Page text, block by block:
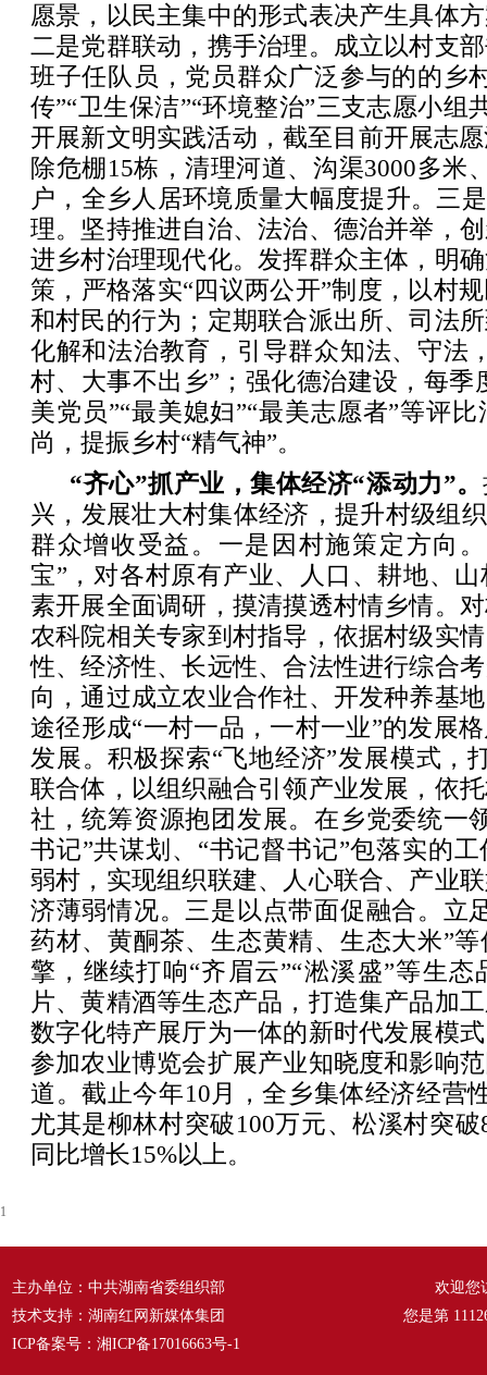
愿景，以民主集中的形式表决产生具体
二是党群联动，携手治理。成立以村支
班子任队员，党员群众广泛参与的的乡
传”“卫生保洁”“环境整治”三支志愿小组
开展新文明实践活动，截至目前开展志
除危棚15栋，清理河道、沟渠3000多米
户，全乡人居环境质量大幅度提升。三
理。坚持推进自治、法治、德治并举，
进乡村治理现代化。发挥群众主体，明
策，严格落实“四议两公开”制度，以村
和村民的行为；定期联合派出所、司法
化解和法治教育，引导群众知法、守法
村、大事不出乡”；强化德治建设，每季
美党员”“最美媳妇”“最美志愿者”等评
尚，提振乡村“精气神”。
“齐心”抓产业，集体经济“添动力”。
兴，发展壮大村集体经济，提升村级组
群众增收受益。一是因村施策定方向
宝”，对各村原有产业、人口、耕地、
素开展全面调研，摸清摸透村情乡情。
农科院相关专家到村指导，依据村级实
性、经济性、长远性、合法性进行综合
向，通过成立农业合作社、开发种养基
途径形成“一村一品，一村一业”的发展
发展。积极探索“飞地经济”发展模式，
联合体，以组织融合引领产业发展，依
社，统筹资源抱团发展。在乡党委统一
书记”共谋划、“书记督书记”包落实的
弱村，实现组织联建、人心联合、产业
济薄弱情况。三是以点带面促融合。立
药材、黄酮茶、生态黄精、生态大米”
擎，继续打响“齐眉云”“淞溪盛”等生
片、黄精酒等生态产品，打造集产品加
数字化特产展厅为一体的新时代发展模
参加农业博览会扩展产业知晓度和影响
道。截止今年10月，全乡集体经济经营
尤其是柳林村突破100万元、松溪村突
同比增长15%以上。
1
主办单位：中共湖南省委组织部
技术支持：湖南红网新媒体集团
ICP备案号： 湘ICP备17016663号-1
欢迎您
您是第